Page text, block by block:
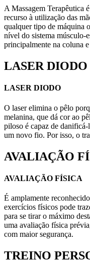
A Massagem Terapêutica
recurso à utilização das
qualquer tipo de máquina
nível do sistema músculo-
principalmente na coluna
LASER DIODO
LASER DIODO
O laser elimina o pêlo
melanina, que dá cor ao
piloso é capaz de
um novo fio. Por isso, o
AVALIAÇÃO
AVALIAÇÃO FÍSICA
É amplamente
exercícios físicos pode
para se tirar o máximo
uma avaliação física
com maior segurança.
TREINO